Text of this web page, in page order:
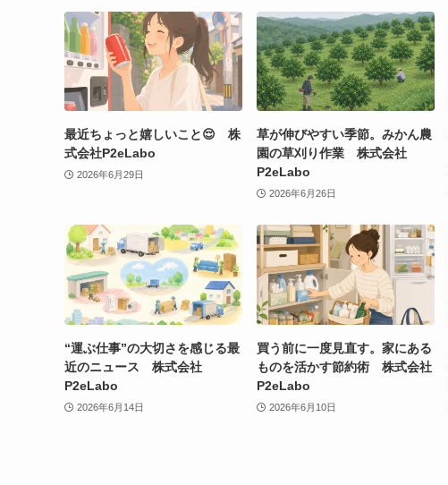
最近ちょっと嬉しいこと😌 株
式会社P2eLabo
2026年6月29日
草が伸びやすい季節。みかん農
園の草刈り作業 株式会社
P2eLabo
2026年6月26日
“運ぶ仕事”の大切さを感じる最
近のニュース 株式会社
P2eLabo
2026年6月14日
買う前に一度見直す。家にある
ものを活かす節約術 株式会社
P2eLabo
2026年6月10日